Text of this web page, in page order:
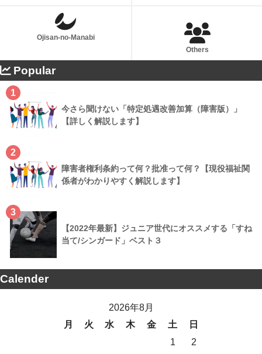
Ojisan-no-Manabi
Others
Popular
1
今さら聞けない「特定処遇改善加算（障害版）」
【詳しく解説します】
2
障害者権利条約って何？批准って何？【現役福祉関
係者がわかりやすく解説します】
3
【2022年最新】ジュニア世代にオススメする「すね
当て/シンガード」ベスト３
Calender
2026年8月
月
火 水 木 金 土
日
1
2